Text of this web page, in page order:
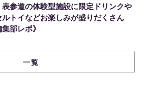
表参道の体験型施設に限定ドリンクや
ルトイなどお楽しみが盛りだくさん
部レポ》
一覧